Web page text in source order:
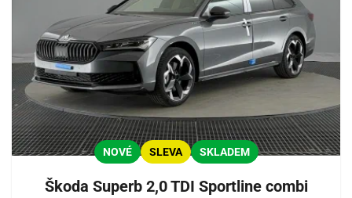
NOVÉ SLEVA SKLADEM
Škoda Superb 2,0 TDI Sportline combi